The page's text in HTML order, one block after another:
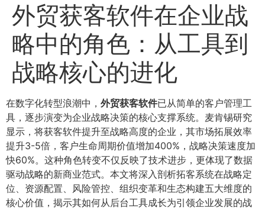
外贸获客软件在企业战
略中的角色：从工具到
战略核心的进化
在数字化转型浪潮中， 外贸获客软件已从简单的客户管理工
具，逐步演变为企业战略决策的核心支撑系统。麦肯锡研究
显示，将获客软件提升至战略高度的企业，其市场拓展效率
提升3-5倍，客户生命周期价值增加400%，战略决策速度加
快60%。这种角色转变不仅反映了技术进步，更体现了数据
驱动战略的新商业范式。本文将深入剖析拓客系统在战略定
位、资源配置、风险管控、组织变革和生态构建五大维度的
核心价值，揭示其如何从后台工具成长为引领企业发展的战